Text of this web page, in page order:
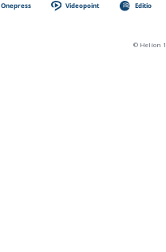
Onepress Videopoint Editio
© Helion